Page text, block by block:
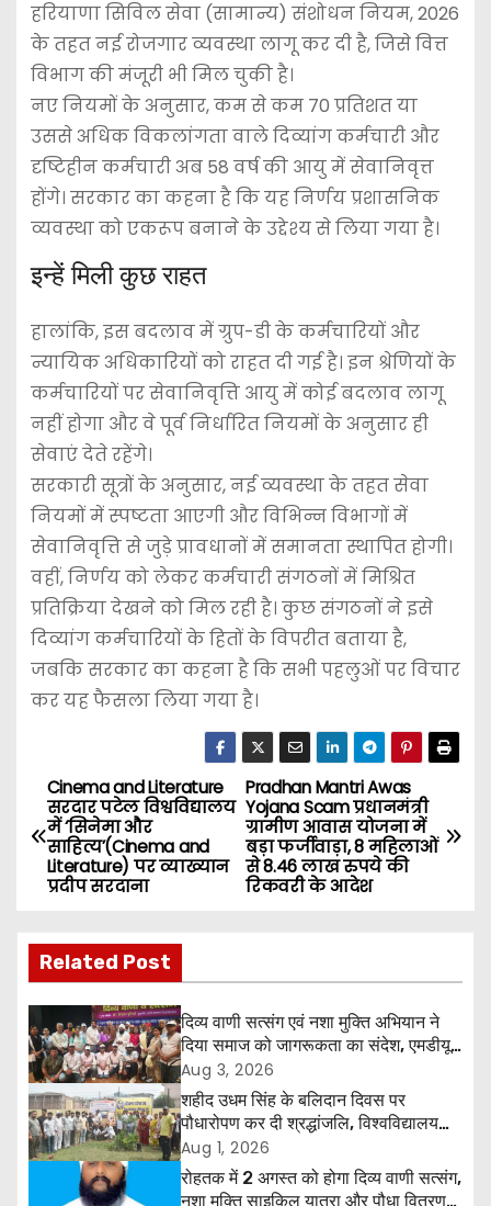
हरियाणा सिविल सेवा (सामान्य) संशोधन नियम, 2026
के तहत नई रोजगार व्यवस्था लागू कर दी है, जिसे वित्त
विभाग की मंजूरी भी मिल चुकी है।
नए नियमों के अनुसार, कम से कम 70 प्रतिशत या
उससे अधिक विकलांगता वाले दिव्यांग कर्मचारी और
दृष्टिहीन कर्मचारी अब 58 वर्ष की आयु में सेवानिवृत्त
होंगे। सरकार का कहना है कि यह निर्णय प्रशासनिक
व्यवस्था को एकरूप बनाने के उद्देश्य से लिया गया है।
इन्हें मिली कुछ राहत
हालांकि, इस बदलाव में ग्रुप-डी के कर्मचारियों और
न्यायिक अधिकारियों को राहत दी गई है। इन श्रेणियों के
कर्मचारियों पर सेवानिवृत्ति आयु में कोई बदलाव लागू
नहीं होगा और वे पूर्व निर्धारित नियमों के अनुसार ही
सेवाएं देते रहेंगे।
सरकारी सूत्रों के अनुसार, नई व्यवस्था के तहत सेवा
नियमों में स्पष्टता आएगी और विभिन्न विभागों में
सेवानिवृत्ति से जुड़े प्रावधानों में समानता स्थापित होगी।
वहीं, निर्णय को लेकर कर्मचारी संगठनों में मिश्रित
प्रतिक्रिया देखने को मिल रही है। कुछ संगठनों ने इसे
दिव्यांग कर्मचारियों के हितों के विपरीत बताया है,
जबकि सरकार का कहना है कि सभी पहलुओं पर विचार
कर यह फैसला लिया गया है।
P
o
s
t
n
a
v
i
g
Pradhan Mantri Awas
Yojana Scam प्रधानमंत्री
ग्रामीण आवास योजना में
बड़ा फर्जीवाड़ा, 8 महिलाओं
से 8.46 लाख रुपये की
रिकवरी के आदेश
Cinema and Literature
सरदार पटेल विश्वविद्यालय
में ‘सिनेमा और
साहित्य’(Cinema and
Literature) पर व्याख्यान
प्रदीप सरदाना
Related Post
दिव्य वाणी सत्संग एवं नशा मुक्ति अभियान ने
दिया समाज को जागरूकता का संदेश, एमडीयू
रोहतक में हजारों लोगों ने लिया संकल्प
Aug 3, 2026
शहीद उधम सिंह के बलिदान दिवस पर
पौधारोपण कर दी श्रद्धांजलि, विश्वविद्यालय
और राजपत्रित अवकाश बहाल करने की उठी
मांग
Aug 1, 2026
रोहतक में 2 अगस्त को होगा दिव्य वाणी सत्संग,
नशा मुक्ति साइकिल यात्रा और पौधा वितरण